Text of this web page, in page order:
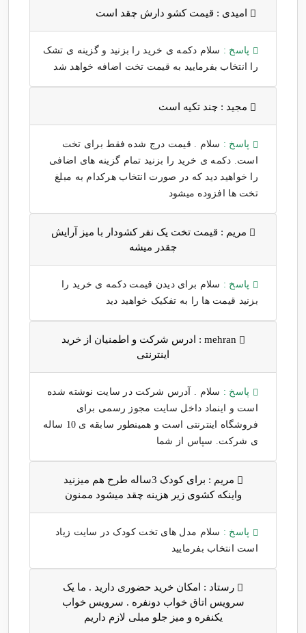
امیدی : قیمت کشو دارش چقد است
پاسخ : سلام دکمه ی خرید را بزنید و گزینه ی تشک
را انتخاب بفرمایید به قیمت تخت اضافه خواهد شد
مجید : چند تکیه است
پاسخ : سلام . قیمت درج شده فقط برای تخت
است. دکمه ی خرید را بزنید تمام گزینه های اضافی
را خواهید دید که در صورت انتخاب هرکدام به مبلغ
تخت ها افزوده میشود
مریم : قیمت تخت یک نفر کشودار با میز آرایش
چقدر میشه
پاسخ : سلام برای دیدن قیمت دکمه ی خرید را
بزنید قیمت ها را به تفکیک خواهید دید
mehran :
ادرس شرکت و اطمنیان از خرید
اینترنتی
پاسخ : سلام . آدرس شرکت در سایت نوشته شده
است و اینماد داخل سایت مجوز رسمی برای
فروشگاه اینترنتی است و همینطور سابقه ی 10 ساله
ی شرکت. سپاس از شما
مریم :
برای کودک 3ساله طرح هم میزنید
واینکه کشوی زیر هزینه چقد میشود ممنون
پاسخ : سلام مدل های تخت کودک در سایت زیاد
است انتخاب بفرمایید
رستاد : امکان خرید حضوری دارید . ما یک
سرویس اتاق خواب دونفره . سرویس خواب
یکنفره و میز جلو مبلی لازم داریم